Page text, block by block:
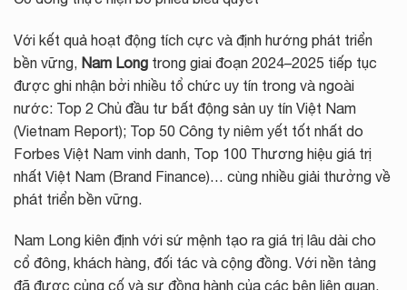
Với kết quả hoạt động tích cực và định hướng phát triển
bền vững, Nam Long trong giai đoạn 2024–2025 tiếp tục
được ghi nhận bởi nhiều tổ chức uy tín trong và ngoài
nước: Top 2 Chủ đầu tư bất động sản uy tín Việt Nam
(Vietnam Report); Top 50 Công ty niêm yết tốt nhất do
Forbes Việt Nam vinh danh, Top 100 Thương hiệu giá trị
nhất Việt Nam (Brand Finance)… cùng nhiều giải thưởng về
phát triển bền vững.
Nam Long kiên định với sứ mệnh tạo ra giá trị lâu dài cho
cổ đông, khách hàng, đối tác và cộng đồng. Với nền tảng
đã được củng cố và sự đồng hành của các bên liên quan,